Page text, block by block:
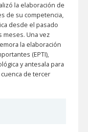
la elaboración de
de su competencia,
desde el pasado
Una vez
la elaboración
(EPTI),
y antesala para
de tercer